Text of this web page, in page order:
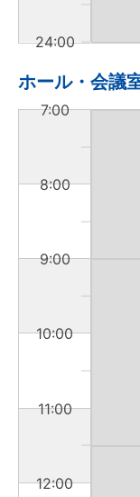
24:00
ホール・会議
7:00
8:00
9:00
10:00
11:00
12:00